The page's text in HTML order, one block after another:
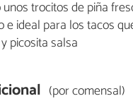
trocitos de piña
e ideal para los tacos
picosita salsa
(por comensal)